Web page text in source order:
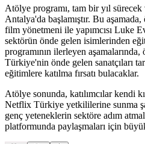
Atölye programı, tam bir yıl
Antalya'da başlamıştır. Bu
film yönetmeni ile yapımcısı Luke
sektörün önde gelen isimlerinden
programının ilerleyen
Türkiye'nin önde gelen sanatçıları
eğitimlere katılma fırsatı bulacaklar.
Atölye sonunda, katılımcılar kendi
Netflix Türkiye yetkililerine sunma
genç yeteneklerin sektöre adım
platformunda paylaşmaları için